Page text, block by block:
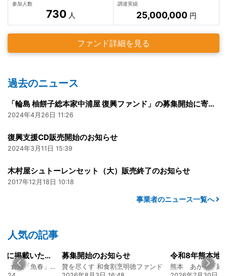
参加人数
730人
調達実績
25,000,000円
ファンド詳細を見る
過去のニュース
「輪島 柚餅子総本家中浦屋 復興ファンド」の募集開始に寄せて
2024年4月26日 11:26
復興支援CD販売開始のお知らせ
2024年3月11日 15:39
木村屋シュトーレンセット（大）販売終了のお知らせ
2017年12月18日 10:18
事業者のニュース一覧へ
人気の記事
山陽新聞の一面に掲載いただきました！
創業128年の魚屋 倉敷「魚春」ファンド
募集開始のお知らせ
贅を尽くす 和食割烹明徳ファンド